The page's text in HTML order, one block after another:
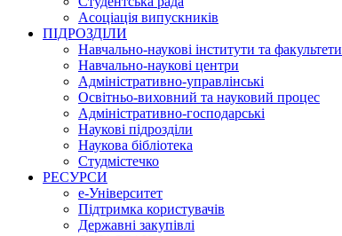
Асоціація випускників
ПІДРОЗДІЛИ
Навчально-наукові інститути та факультети
Навчально-наукові центри
Адміністративно-управлінські
Освітньо-виховний та науковий процес
Адміністративно-господарські
Наукові підрозділи
Наукова бібліотека
Студмістечко
РЕСУРСИ
е-Університет
Підтримка користувачів
Державні закупівлі